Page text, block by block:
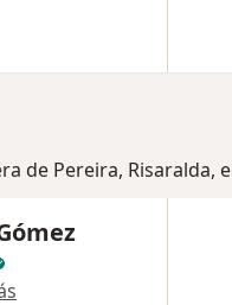
de Pereira, Risaralda,